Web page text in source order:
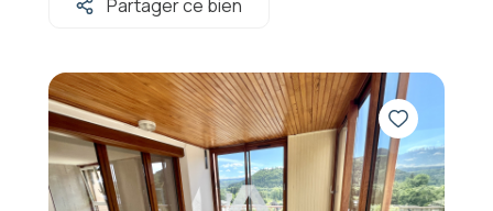
Florac
contactPartager ce bien